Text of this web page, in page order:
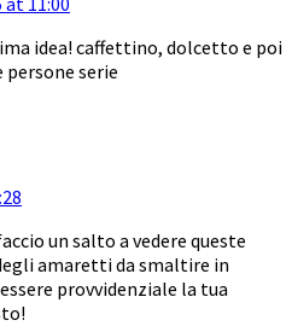
idea! caffettino, dolcetto e poi
serie
un salto a vedere queste
amaretti da smaltire in
provvidenziale la tua